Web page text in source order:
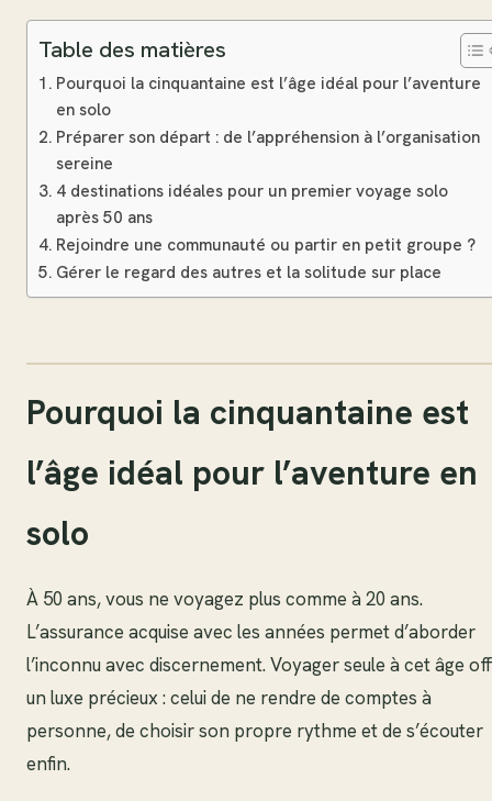
Table des matières
Pourquoi la cinquantaine est l’âge idéal pour l’aventure
en solo
Préparer son départ : de l’appréhension à l’organisation
sereine
4 destinations idéales pour un premier voyage solo
après 50 ans
Rejoindre une communauté ou partir en petit groupe ?
Gérer le regard des autres et la solitude sur place
Pourquoi la cinquantaine est
l’âge idéal pour l’aventure en
solo
À 50 ans, vous ne voyagez plus comme à 20 ans.
L’assurance acquise avec les années permet d’aborder
l’inconnu avec discernement. Voyager seule à cet âge
un luxe précieux : celui de ne rendre de comptes à
personne, de choisir son propre rythme et de s’écouter
enfin.